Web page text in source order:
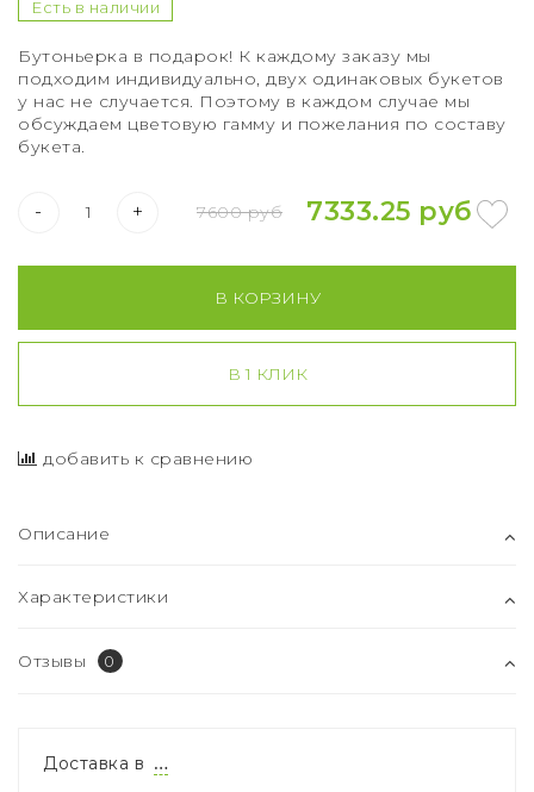
Есть в наличии
Бутоньерка в подарок! К каждому заказу мы
подходим индивидуально, двух одинаковых букетов
у нас не случается. Поэтому в каждом случае мы
обсуждаем цветовую гамму и пожелания по составу
букета.
- + 7600 руб 7333.25 руб
В КОРЗИНУ
В 1 КЛИК
добавить к сравнению
Описание
Характеристики
Отзывы 0
Доставка в …
Букет из 75 роз
Букет из 101 розы
Букет из 151 розы
Букет из 301 розы